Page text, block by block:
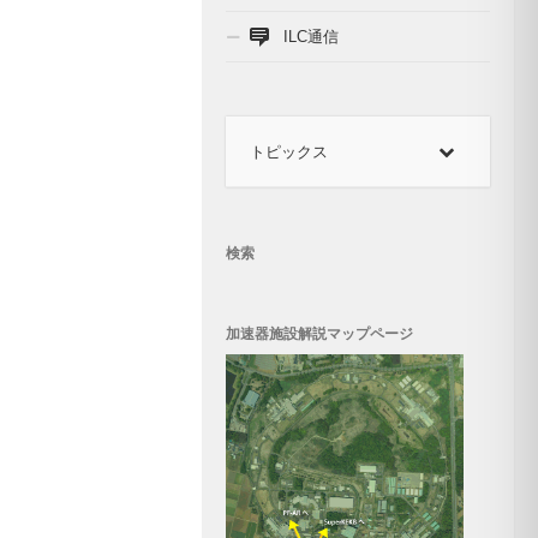
ILC通信
トピックス
検索
加速器施設解説マップページ